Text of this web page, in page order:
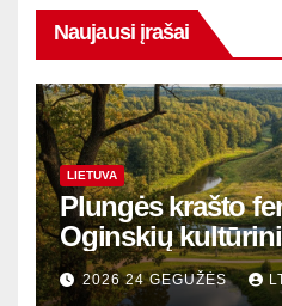
Naujausi įrašai
LIETUVA
Plungės krašto
Oginskių
Žemaitijos
2026 24 GEGUŽĖS